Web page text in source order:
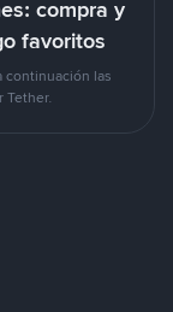
compra y
favoritos
continuación las
Tether.